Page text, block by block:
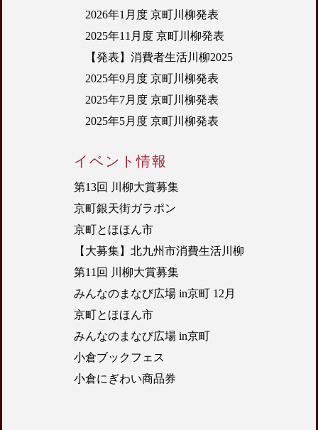
イベント情報
第13回 川柳大賞募集
京町銀天街ガラポン
京町とほほん市
【大募集】北九州市消費生活川柳
第11回 川柳大賞募集
みんなのまなび広場 in京町 12月
京町とほほん市
みんなのまなび広場 in京町
小倉ブックフェス
小倉にぎわい商品券
2026年1月度 京町川柳発表
2025年11月度 京町川柳発表
【発表】消費者生活川柳2025
2025年9月度 京町川柳発表
2025年7月度 京町川柳発表
2025年5月度 京町川柳発表